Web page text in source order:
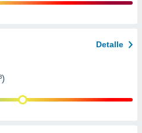
Detalle